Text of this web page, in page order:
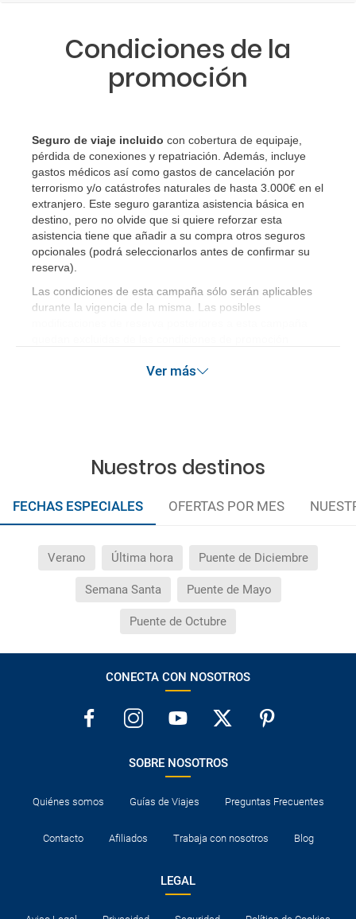
Condiciones de la
promoción
Seguro de viaje incluido con cobertura de equipaje,
pérdida de conexiones y repatriación. Además, incluye
gastos médicos así como gastos de cancelación por
terrorismo y/o catástrofes naturales de hasta 3.000€ en el
extranjero. Este seguro garantiza asistencia básica en
destino, pero no olvide que si quiere reforzar esta
asistencia tiene que añadir a su compra otros seguros
opcionales (podrá seleccionarlos antes de confirmar su
reserva)
Las condiciones de esta campaña sólo serán aplicables
durante la vigencia de la misma. Las posibles
Ver más
Nuestros destinos
FECHAS ESPECIALES OFERTAS POR MES
Verano Última hora Puente de Diciembre
Semana Santa Puente de Mayo
Puente de Octubre
CONECTA CON NOSOTROS
SOBRE NOSOTROS
Quiénes somos Guías de Viajes Preguntas Frecuentes
Contacto Afiliados Trabaja con nosotros Blog
LEGAL